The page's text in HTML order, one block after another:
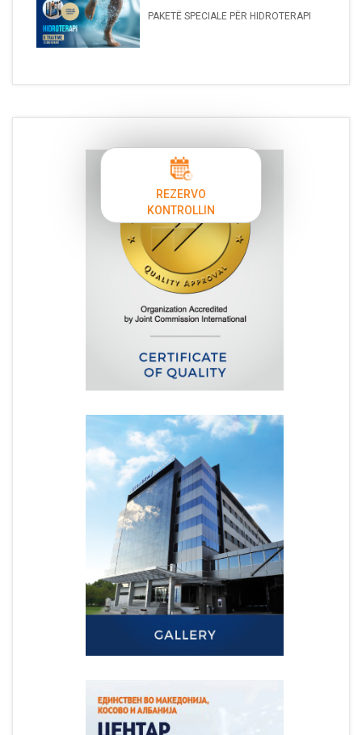
PAKETË SPECIALE PËR HIDROTERAPI
REZERVO
KONTROLLIN